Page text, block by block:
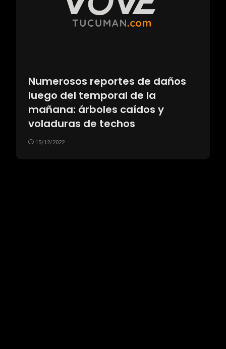
Numerosos reportes de daños
luego del temporal de la
mañana: árboles caídos y
voladuras de techos
15/12/2022